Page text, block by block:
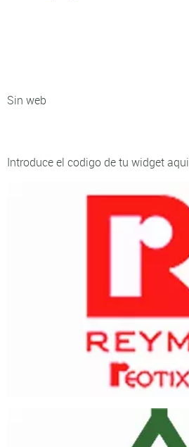
Sin web
Introduce el codigo de tu widget aqui